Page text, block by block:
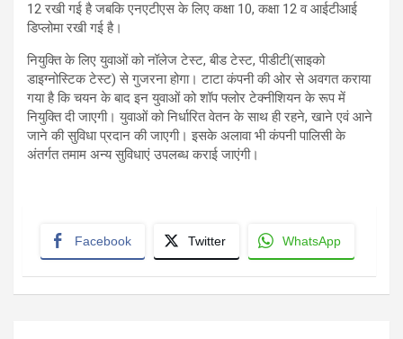
12 रखी गई है जबकि एनएटीएस के लिए कक्षा 10, कक्षा 12 व आईटीआई
डिप्लोमा रखी गई है।
नियुक्ति के लिए युवाओं को नॉलेज टेस्ट, बीड टेस्ट, पीडीटी(साइको
डाइग्नोस्टिक टेस्ट) से गुजरना होगा। टाटा कंपनी की ओर से अवगत कराया
गया है कि चयन के बाद इन युवाओं को शॉप फ्लोर टेक्नीशियन के रूप में
नियुक्ति दी जाएगी। युवाओं को निर्धारित वेतन के साथ ही रहने, खाने एवं आने
जाने की सुविधा प्रदान की जाएगी। इसके अलावा भी कंपनी पालिसी के
अंतर्गत तमाम अन्य सुविधाएं उपलब्ध कराई जाएंगी।
Facebook Twitter WhatsApp